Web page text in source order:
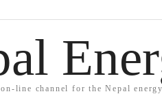
line channel for the Nepal